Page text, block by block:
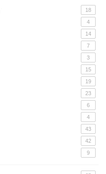
18
4
14
7
3
15
19
23
6
4
43
42
9